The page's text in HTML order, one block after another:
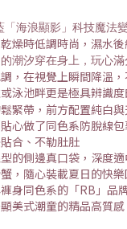
「海浪顯影」科技魔法
燥時低調時尚，濕水
潮汐穿在身上，玩心滿
，在視覺上瞬間降溫
泳池畔更是極具辨識
緊帶，前方配置純白
貼心做了同色系防脫線
合、不勒肚肚
的側邊真口袋 ，深度
，隨心裝載夏日的快樂
身同色系的「RB」品
美式潮童的精品高質感